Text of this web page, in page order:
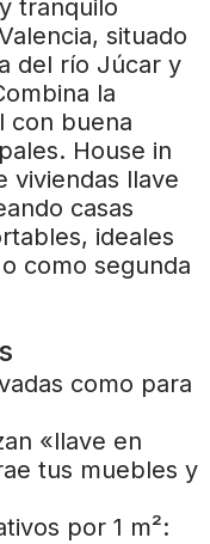
tranquilo
situado
del río Júcar y
la
con buena
House in
viviendas llave
casas
ideales
como segunda
como para
«llave en
tus muebles y
por 1 m²: